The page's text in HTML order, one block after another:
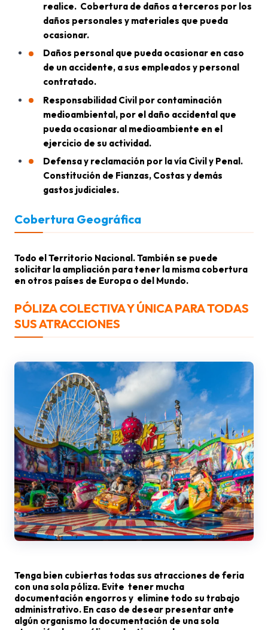
realice. Cobertura de daños a terceros por los
daños personales y materiales que pueda
ocasionar.
Daños personal que pueda ocasionar en caso
de un accidente, a sus empleados y personal
contratado.
Responsabilidad Civil por contaminación
medioambiental, por el daño accidental que
pueda ocasionar al medioambiente en el
ejercicio de su actividad.
Defensa y reclamación por la vía Civil y Penal.
Constitución de Fianzas, Costas y demás
gastos judiciales.
Cobertura Geográfica
Todo el Territorio Nacional. También se puede
solicitar la ampliación para tener la misma cobertura
en otros países de Europa o del Mundo.
PÓLIZA COLECTIVA Y ÚNICA PARA TODAS
SUS ATRACCIONES
Tenga bien cubiertas todas sus atracciones de feria
con una sola póliza. Evite tener mucha
documentación engorros y elimine todo su trabajo
administrativo. En caso de desear presentar ante
algún organismo la documentación de una sola